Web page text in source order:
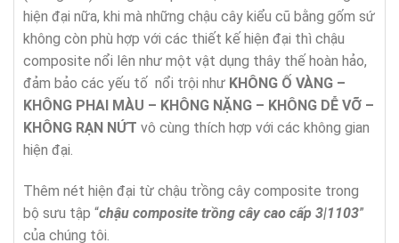
hiện đại nữa, khi mà những chậu cây kiểu cũ bằng gốm sứ
không còn phù hợp với các thiết kế hiện đại thì chậu
composite nổi lên như một vật dụng thây thế hoàn hảo,
đảm bảo các yếu tố nổi trội như KHÔNG Ố VÀNG –
KHÔNG PHAI MÀU – KHÔNG NẶNG – KHÔNG DỄ VỠ –
KHÔNG RẠN NỨT vô cùng thích hợp với các không gian
hiện đại.
Thêm nét hiện đại từ chậu trồng cây composite trong
bộ sưu tập “chậu composite trồng cây cao cấp 3|1103”
của chúng tôi.